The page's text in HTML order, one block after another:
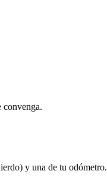
convenga.
y una de tu odómetro.